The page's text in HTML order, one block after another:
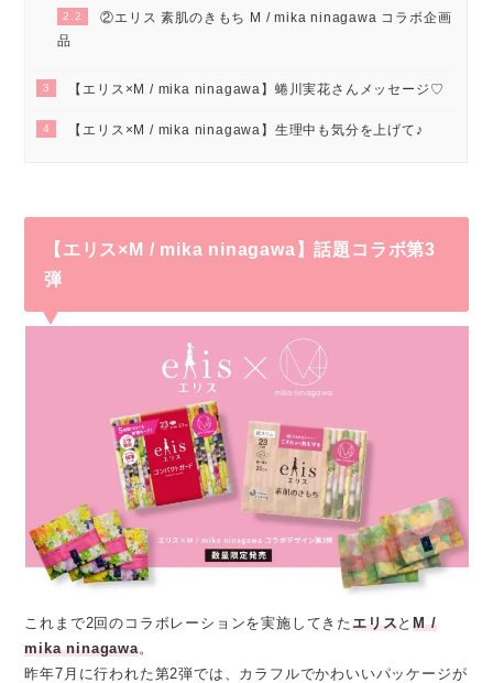
2.2
②エリス 素肌のきもち M / mika ninagawa コラボ企画
品
3 【エリス×M / mika ninagawa】蜷川実花さんメッセージ♡
4 【エリス×M / mika ninagawa】生理中も気分を上げて♪
【エリス×M / mika ninagawa】話題コラボ第3
弾
これまで2回のコラボレーションを実施してきたエリス とM /
mika ninagawa。
昨年7月に行われた第2弾では、カラフルでかわいいパッケージが